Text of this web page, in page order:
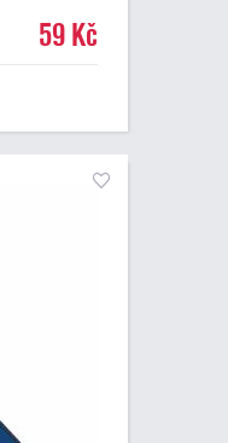
59 Kč